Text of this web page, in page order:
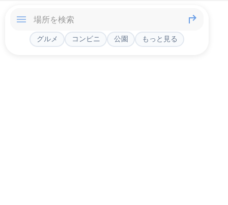
グルメ コンビニ 公園 もっと見る